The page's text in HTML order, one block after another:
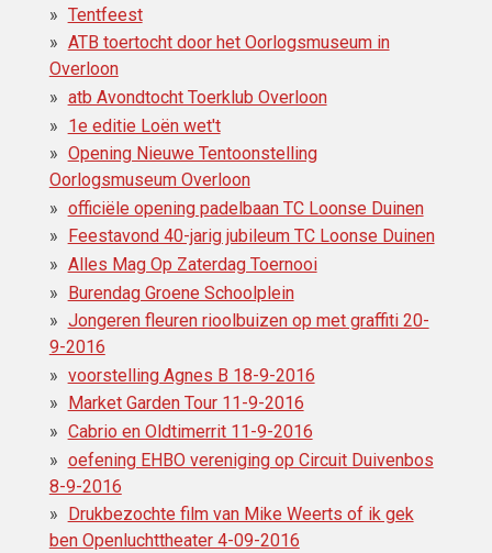
Tentfeest
ATB toertocht door het Oorlogsmuseum in
Overloon
atb Avondtocht Toerklub Overloon
1e editie Loën wet't
Opening Nieuwe Tentoonstelling
Oorlogsmuseum Overloon
officiële opening padelbaan TC Loonse Duinen
Feestavond 40-jarig jubileum TC Loonse Duinen
Alles Mag Op Zaterdag Toernooi
Burendag Groene Schoolplein
Jongeren fleuren rioolbuizen op met graffiti 20-
9-2016
voorstelling Agnes B 18-9-2016
Market Garden Tour 11-9-2016
Cabrio en Oldtimerrit 11-9-2016
oefening EHBO vereniging op Circuit Duivenbos
8-9-2016
Drukbezochte film van Mike Weerts of ik gek
ben Openluchttheater 4-09-2016